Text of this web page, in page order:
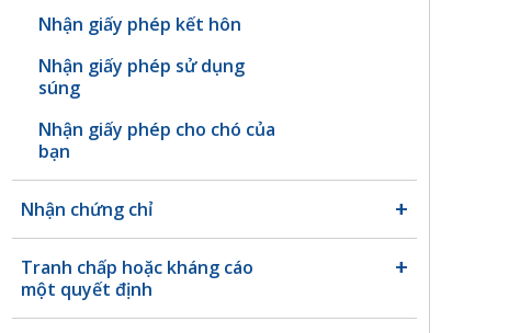
Nhận giấy phép kết hôn
Nhận giấy phép sử dụng
súng
Nhận giấy phép cho chó của
bạn
Nhận chứng chỉ
Tranh chấp hoặc kháng cáo
một quyết định